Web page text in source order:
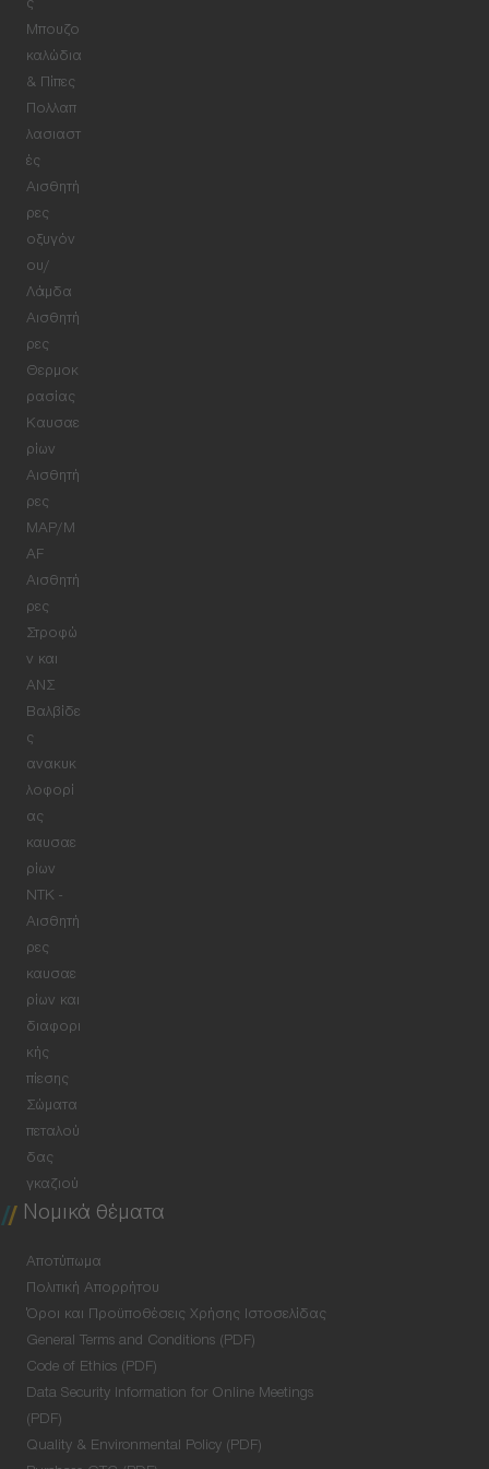
ς
Μπουζο
καλώδια
& Πίπες
Πολλαπ
λασιαστ
ές
Αισθητή
ρες
οξυγόν
ου/
Λάμδα
Αισθητή
ρες
Θερμοκ
ρασίας
Καυσαε
ρίων
Αισθητή
ρες
MAP/M
AF
Αισθητή
ρες
Στροφώ
ν και
ΑΝΣ
Βαλβίδε
ς
ανακυκ
λοφορί
ας
καυσαε
ρίων
NTK -
Αισθητή
ρες
καυσαε
ρίων και
διαφορι
κής
πίεσης
Σώματα
πεταλού
δας
γκαζιού
Νομικά θέματα
Αποτύπωμα
Πολιτική Απορρήτου
Όροι και Προϋποθέσεις Χρήσης Ιστοσελίδας
General Terms and Conditions (PDF)
Code of Ethics (PDF)
Data Security Information for Online Meetings
(PDF)
Quality & Environmental Policy (PDF)